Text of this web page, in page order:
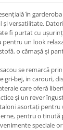
în
versatilitate.
fi purtat cu
un look
o cămașă și
se remarcă
gri-bej, in carouri,
care oferă
și un rever
asortați pentru
pentru o ținută
speciale